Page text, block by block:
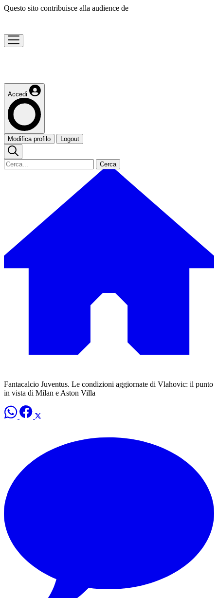
Questo sito contribuisce alla audience de
Accedi
Modifica profilo Logout
Cerca
Fantacalcio Juventus. Le condizioni aggiornate di Vlahovic: il punto
in vista di Milan e Aston Villa